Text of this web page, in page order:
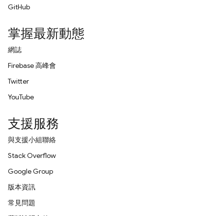
GitHub
掌握最新動態
網誌
Firebase 高峰會
Twitter
YouTube
支援服務
與支援小組聯絡
Stack Overflow
Google Group
版本資訊
常見問題